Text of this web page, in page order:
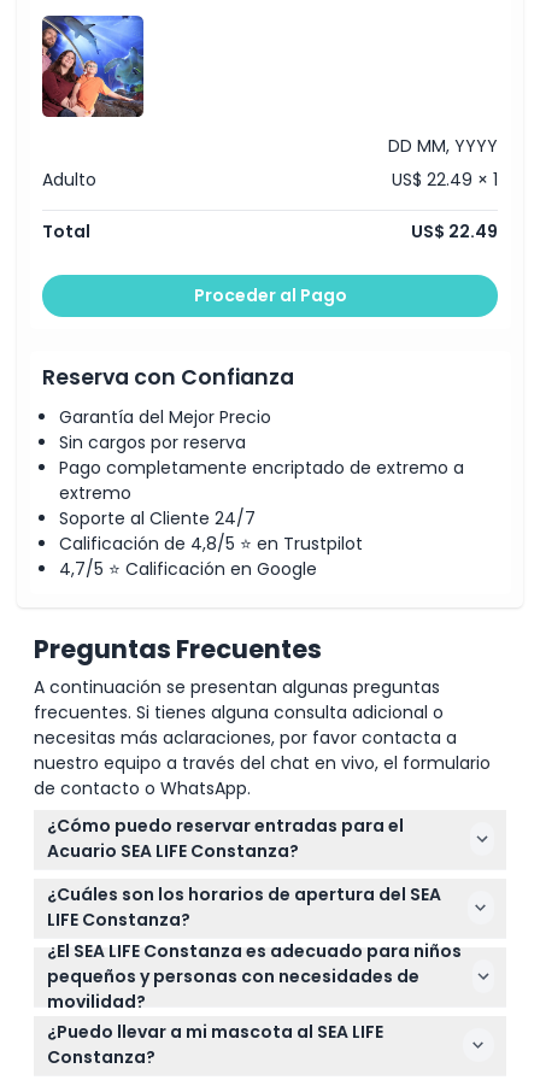
Cosas a Saber
Ubicación
Política de Cancelación
DD MM, YYYY
Adulto
US$ 22.49 × 1
Total US$ 22.49
Proceder al Pago
Reserva con Confianza
Garantía del Mejor Precio
Sin cargos por reserva
Pago completamente encriptado de extremo a
extremo
Soporte al Cliente 24/7
Calificación de 4,8/5 ⭐ en Trustpilot
4,7/5 ⭐ Calificación en Google
Preguntas Frecuentes
A continuación se presentan algunas preguntas
frecuentes. Si tienes alguna consulta adicional o
necesitas más aclaraciones, por favor contacta a
nuestro equipo a través del chat en vivo, el formulario
de contacto o WhatsApp.
¿Cómo puedo reservar entradas para el
Acuario SEA LIFE Constanza?
Puedes reservar fácilmente tus entradas en línea
aquí mismo en este sitio web para asegurar tu
durante los períodos de mayor afluencia.
¿Cuáles son los horarios de apertura del SEA
LIFE Constanza?
El SEA LIFE Constanza generalmente está abierto
todos los días de 10:00 a.m. a 5:00 p.m., aunque los
horarios pueden variar en días festivos y eventos
especiales (sujeto a cambios: por favor confirma al
momento de la reserva).
¿El SEA LIFE Constanza es adecuado para niños
pequeños y personas con necesidades de
movilidad?
Sí, los niños de 0 a 1 año entran gratis y los niños de
0 a 14 años deben estar acompañados por un
¿Puedo llevar a mi mascota al SEA LIFE
Constanza?